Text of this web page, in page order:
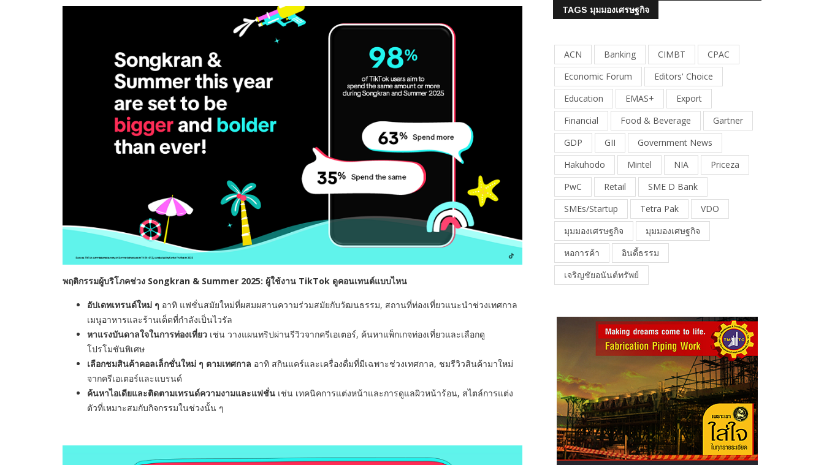
พฤติกรรมผู้บริโภคช่วง Songkran & Summer 2025: ผู้ใช้งาน TikTok ดูคอนเทนต์แบบไหน
อัปเดทเทรนด์ใหม่ ๆ อาทิ แฟชั่นสมัยใหม่ที่ผสมผสานความร่วมสมัยกับวัฒนธรรม, สถานที่ท่องเที่ยวแนะนำช่วงเทศกาล
เมนูอาหารและร้านเด็ดที่กำลังเป็นไวรัล
หาแรงบันดาลใจในการท่องเที่ยว เช่น วางแผนทริปผ่านรีวิวจากครีเอเตอร์, ค้นหาแพ็กเกจท่องเที่ยวและเลือกดู
โปรโมชันพิเศษ
เลือกชมสินค้าคอลเล็กชั่นใหม่ ๆ ตามเทศกาล อาทิ สกินแคร์และเครื่องดื่มที่มีเฉพาะช่วงเทศกาล, ชมรีวิวสินค้ามาใหม่
จากครีเอเตอร์และแบรนด์
ค้นหาไอเดียและติดตามเทรนด์ความงามและแฟชั่น เช่น เทคนิคการแต่งหน้าและการดูแลผิวหน้าร้อน, สไตล์การแต่ง
ตัวที่เหมาะสมกับกิจกรรมในช่วงนั้น ๆ
TAGS มุมมองเศรษฐกิจ
ACN Banking CIMBT
CPAC
Economic Forum
Editors' Choice
Education
EMAS+
Export
Financial
Food & Beverage
Gartner
GDP
GII
Government News
Hakuhodo
Mintel NIA
Priceza
PwC
Retail
SME D Bank
SMEs/Startup
Tetra Pak
VDO
มุมมองเศรษฐกิจ
มุมมองเศษฐกิจ
หอการค้า
อินดี้ธรรม
เจริญชัยอนันต์ทรัพย์